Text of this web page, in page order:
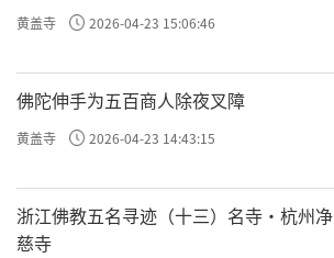
黄盖寺 2026-04-23 15:06:46
佛陀伸手为五百商人除夜叉障
黄盖寺 2026-04-23 14:43:15
浙江佛教五名寻迹（十三）名寺·杭州净
慈寺